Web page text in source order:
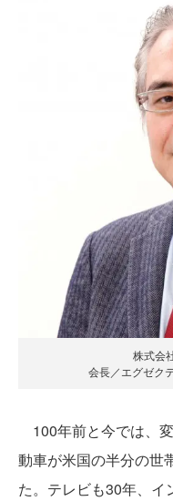
株式会
会長／エグゼク
100年前と今では、
動車が米国の半分の世
た。テレビも30年、イ